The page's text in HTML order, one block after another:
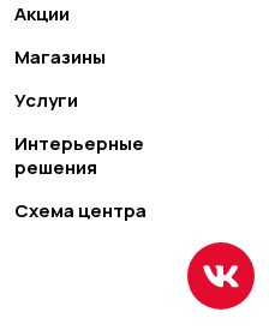
Акции
Магазины
Услуги
Интерьерные
решения
Схема центра